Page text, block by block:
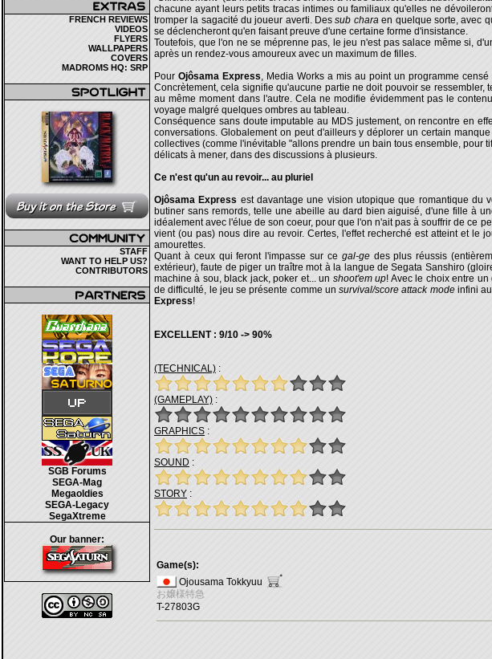
FRENCH REVIEWS
VIDEOS
FLYERS
WALLPAPERS
COVERS
MADROMS HQ: SRP
STAFF
WANT TO HELP US?
CONTRIBUTORS
SGB Forums
SEGA-Mag
Megaoldies
SEGA-Legacy
SegaXtreme
Our banner:
chacune ayant leurs petits tracas intimes ou familiaux qu'elles ne
tromper la sagacité du joueur averti. Dessub charaen quelque sorte, avec
se déclencheront qu'en faisant preuve d'une certaine forme d'insistance.
Toutefois, que l'on ne se méprenne pas, le jeu n'est pas salace même si,
après un rendez-vous amoureux avec un maximum de filles.
PourOjôsama Express, Media Works a mis au point un programme
Concrètement, cela signifie qu'aucune partie ne doit pouvoir se
au même moment dans l'autre. Cela ne modifie évidemment pas le
voyage malgré quelques ombres au tableau.
Conséquence sans doute imputable au MDS justement, on rencontre en
conversations. Globalement on peut d'ailleurs y déplorer un certain
collectives (comme l'inévitable "allons prendre un bain tous ensemble,
délicats à mener, dans des discussions à plusieurs.
Ce n'est qu'un au revoir... au pluriel
Ojôsama Express est davantage une vision utopique que romantique du
butiner sans remords, telle une abeille au dard bien aiguisé, d'une fille à
idéalement avec l'élue de son coeur, pour que l'on n'ait pas à souffrir de ce
vient (ou pas) nous dire au revoir. Certes, l'effet recherché est atteint et le
amourettes.
Quant à ceux qui feront l'impasse sur ce gal-gedes plus réussis
extérieur), faute de piger un traître mot à la langue de Segata Sanshiro
machine à sou, black jack, poker et... un shoot'em up! Avec le choix entre
de difficulté, le jeu se présente comme unsurvival/score attack modeinfini au
Express!
EXCELLENT : 9/10 -> 90%
(TECHNICAL) :
(GAMEPLAY) :
GRAPHICS :
SOUND :
STORY :
Game(s):
Ojousama Tokkyuu
お嬢様特急
T-27803G